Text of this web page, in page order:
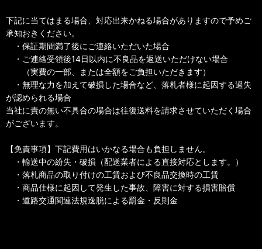
下記に当てはまる場合、対応出来かねる場合がありますので予めご
承知おきください。
・保証期間満了後にご連絡いただいた場合
・ご連絡受領後14日以内に不良品を返送いただけない場合
（実費の一部、または全額をご負担いただきます）
・無理な力を加えて破損した場合など、落札者様に起因する過失
が認められる場合
当社に責の無い不具合の場合は往復送料を請求させていただく場合
がございます。
【免責事項】下記費用はいかなる場合も負担しません。
・輸送中の紛失・破損（配送業者による直接対応とします。）
・落札商品の取り付けの工賃および不良品交換時の工賃
・商品仕様に起因して発生した事故、障害に対する損害賠償
・道路交通関連法規逸脱による罰金・反則金